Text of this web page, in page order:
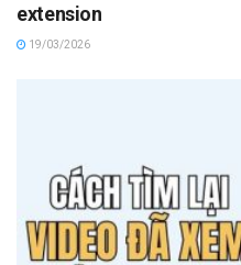
extension
19/03/2026